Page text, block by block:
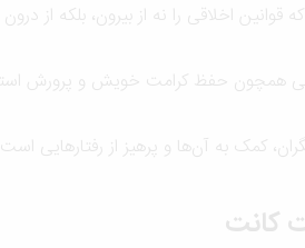
اخلاقی را نه از بیرون، بلکه از
همچون حفظ کرامت خویش و پرورش
کمک به آن‌ها و پرهیز از رفتارهایی
کانت